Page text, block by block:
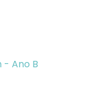
- Ano B